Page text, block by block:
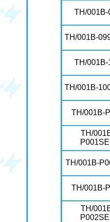
TH/001B-
TH/001B-
TH/001B-
TH/001B-
TH/001B-
TH/
TH/001B-
TH/001B-
TH/